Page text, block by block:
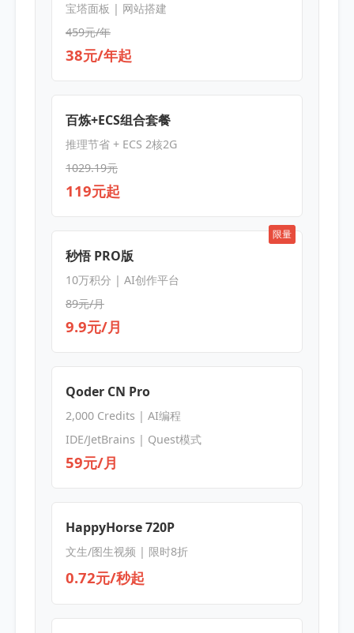
宝塔面板 | 网站搭建
459元/年
38元/年起
百炼+ECS组合套餐
推理节省 + ECS 2核2G
1029.19元
119元起
限量
秒悟 PRO版
10万积分 | AI创作平台
89元/月
9.9元/月
Qoder CN Pro
2,000 Credits | AI编程
IDE/JetBrains | Quest模式
59元/月
HappyHorse 720P
文生/图生视频 | 限时8折
0.72元/秒起